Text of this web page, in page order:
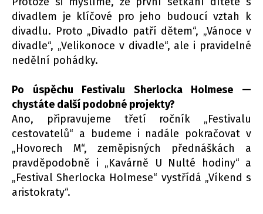
divadlem je klíčové pro jeho budoucí vztah k
divadlu. Proto „Divadlo patří dětem“, „Vánoce v
divadle“, „Velikonoce v divadle“, ale i pravidelné
nedělní pohádky.
Po úspěchu Festivalu Sherlocka Holmese —
chystáte další podobné projekty?
Ano, připravujeme třetí ročník „Festivalu
cestovatelů“ a budeme i nadále pokračovat v
„Hovorech M“, zeměpisných přednáškách a
pravděpodobně i „Kavárně U Nulté hodiny“ a
„Festival Sherlocka Holmese“ vystřídá „Víkend s
aristokraty“.